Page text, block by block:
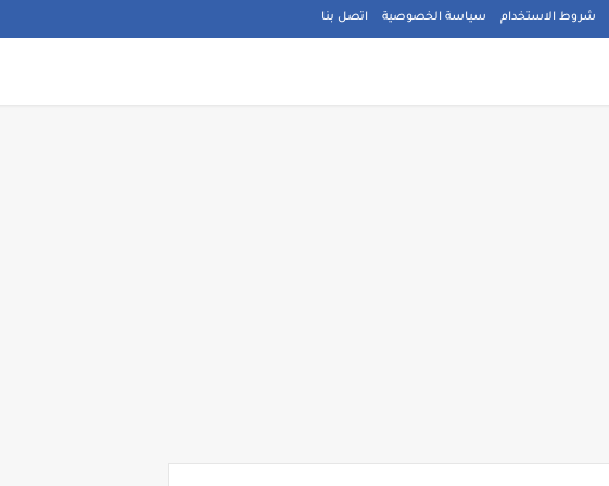
شروط الاستخدام سياسة الخصوصية اتصل بنا